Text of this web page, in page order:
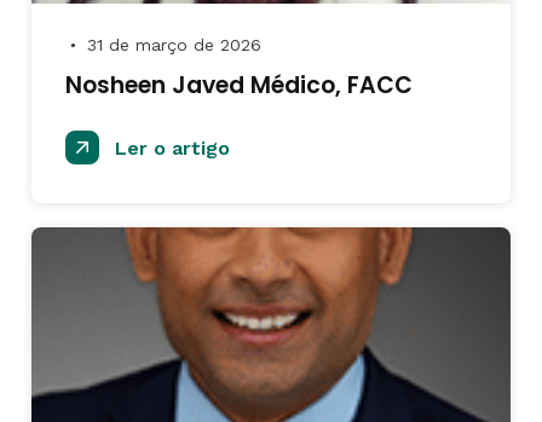
● 31 de março de 2026
Nosheen Javed Médico, FACC
Ler o artigo